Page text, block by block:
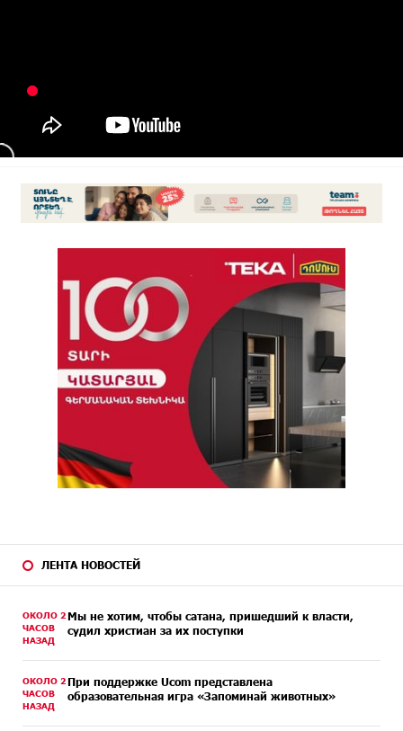
ЛЕНТА НОВОСТЕЙ
ОКОЛО 2
ЧАСОВ
НАЗАД
Мы не хотим, чтобы сатана, пришедший к власти,
судил христиан за их поступки
ОКОЛО 2
ЧАСОВ
НАЗАД
При поддержке Ucom представлена
образовательная игра «Запоминай животных»